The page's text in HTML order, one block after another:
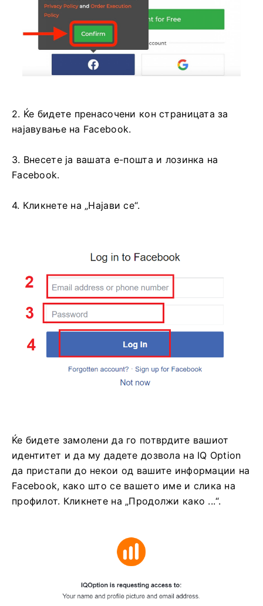
2. Ќе бидете пренасочени кон страницата за
најавување на Facebook.
3. Внесете ја вашата е-пошта и лозинка на
Facebook.
4. Кликнете на „Најави се“.
Ќе бидете замолени да го потврдите вашиот
идентитет и да му дадете дозвола на IQ Option
да пристапи до некои од вашите информации на
Facebook, како што се вашето име и слика на
профилот. Кликнете на „Продолжи како ...“.